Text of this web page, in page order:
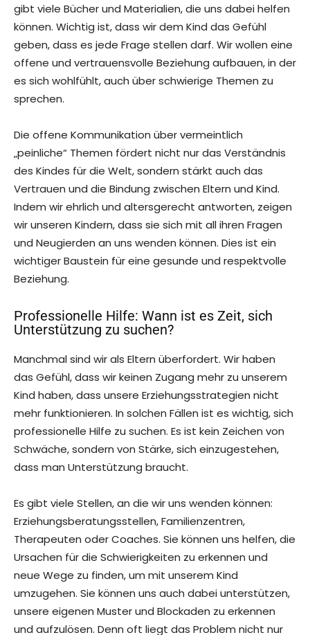
gibt viele Bücher und Materialien, die uns dabei helfen
können. Wichtig ist, dass wir dem Kind das Gefühl
geben, dass es jede Frage stellen darf. Wir wollen eine
offene und vertrauensvolle Beziehung aufbauen, in der
es sich wohlfühlt, auch über schwierige Themen zu
sprechen.
Die offene Kommunikation über vermeintlich
„peinliche“ Themen fördert nicht nur das Verständnis
des Kindes für die Welt, sondern stärkt auch das
Vertrauen und die Bindung zwischen Eltern und Kind.
Indem wir ehrlich und altersgerecht antworten, zeigen
wir unseren Kindern, dass sie sich mit all ihren Fragen
und Neugierden an uns wenden können. Dies ist ein
wichtiger Baustein für eine gesunde und respektvolle
Beziehung.
Professionelle Hilfe: Wann ist es Zeit, sich
Unterstützung zu suchen?
Manchmal sind wir als Eltern überfordert. Wir haben
das Gefühl, dass wir keinen Zugang mehr zu unserem
Kind haben, dass unsere Erziehungsstrategien nicht
mehr funktionieren. In solchen Fällen ist es wichtig, sich
professionelle Hilfe zu suchen. Es ist kein Zeichen von
Schwäche, sondern von Stärke, sich einzugestehen,
dass man Unterstützung braucht.
Es gibt viele Stellen, an die wir uns wenden können:
Erziehungsberatungsstellen, Familienzentren,
Therapeuten oder Coaches. Sie können uns helfen, die
Ursachen für die Schwierigkeiten zu erkennen und
neue Wege zu finden, um mit unserem Kind
umzugehen. Sie können uns auch dabei unterstützen,
unsere eigenen Muster und Blockaden zu erkennen
und aufzulösen. Denn oft liegt das Problem nicht nur